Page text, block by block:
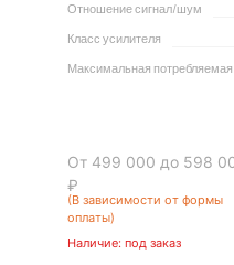
Отношение сигнал/шум
Класс усилителя
Максимальная
От 499 000 до 598
₽
(В зависимости от формы
оплаты)
Наличие:под заказ